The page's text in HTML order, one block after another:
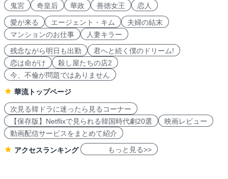
鬼宮
奇皇后 華政 善徳女王 恋人
愛が来る エージェント・キム
夫婦の結末
マンションのお仕事
人妻キラー
残念ながら明日も出勤
君へと続く僕のドリーム!
恋は命がけ
殺し屋たちの店2
今、不倫が問題ではありません
華流トップページ
次見る韓ドラに迷ったら見るコーナー
【保存版】Netflixで見られる韓国時代劇20選
映画レビュー
動画配信サービスをまとめて紹介
アクセスランキング もっと見る>>